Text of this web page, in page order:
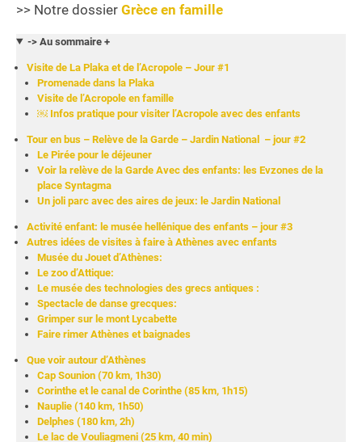
>> Notre dossier Grèce en famille
-> Au sommaire +
Visite de La Plaka et de l’Acropole – Jour #1
Promenade dans la Plaka
Visite de l’Acropole en famille
￼ Infos pratique pour visiter l’Acropole avec des enfants
Tour en bus – Relève de la Garde – Jardin National – jour #2
Le Pirée pour le déjeuner
Voir la relève de la Garde Avec des enfants: les Evzones de la
place Syntagma
Un joli parc avec des aires de jeux: le Jardin National
Activité enfant: le musée hellénique des enfants – jour #3
Autres idées de visites à faire à Athènes avec enfants
Musée du Jouet d’Athènes:
Le zoo d’Attique:
Le musée des technologies des grecs antiques :
Spectacle de danse grecques:
Grimper sur le mont Lycabette
Faire rimer Athènes et baignades
Que voir autour d’Athènes
Cap Sounion (70 km, 1h30)
Corinthe et le canal de Corinthe (85 km, 1h15)
Nauplie (140 km, 1h50)
Delphes (180 km, 2h)
Le lac de Vouliagmeni (25 km, 40 min)